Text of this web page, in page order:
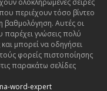
ολοκληρωμένες σειρές
περιέχουν τόσο βίντεο
βαθμολόγηση. Αυτές οι
παρέχει γνώσεις πολύ
μπορεί να οδηγήσει
φορείς πιστοποίησης
παρακάτω σελίδες
word-expert